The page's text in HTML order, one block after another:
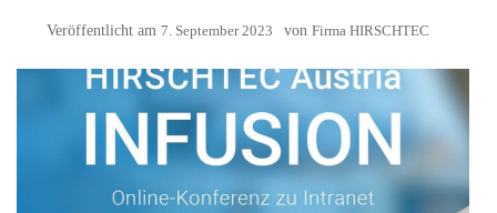
Veröffentlicht am 7. September 2023 von Firma HIRSCHTEC